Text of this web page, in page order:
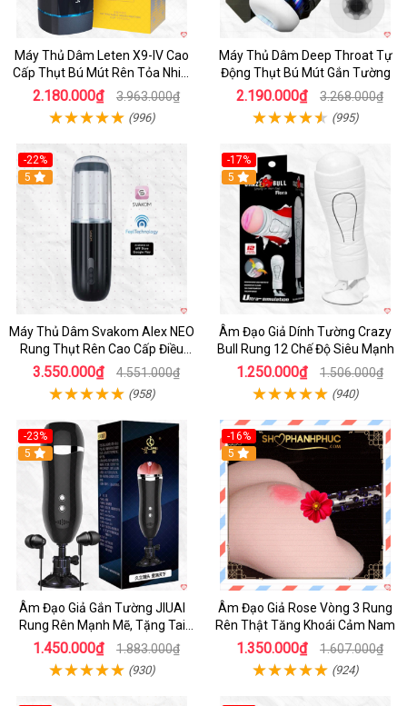
Máy Thủ Dâm Leten X9-IV Cao
Cấp Thụt Bú Mút Rên Tỏa Nhiệt
Sạc Pin
2.180.000₫ 3.963.000₫
(996)
Máy Thủ Dâm Deep Throat Tự
Động Thụt Bú Mút Gắn Tường
2.190.000₫ 3.268.000₫
(995)
-22%
5
Máy Thủ Dâm Svakom Alex NEO
Rung Thụt Rên Cao Cấp Điều
Khiển App
3.550.000₫ 4.551.000₫
(958)
-17%
5
Âm Đạo Giả Dính Tường Crazy
Bull Rung 12 Chế Độ Siêu Mạnh
1.250.000₫ 1.506.000₫
(940)
-23%
5
Âm Đạo Giả Gắn Tường JIUAI
Rung Rên Mạnh Mẽ, Tặng Tai
Nghe
1.450.000₫ 1.883.000₫
(930)
-16%
5
Âm Đạo Giả Rose Vòng 3 Rung
Rên Thật Tăng Khoái Cảm Nam
1.350.000₫ 1.607.000₫
(924)